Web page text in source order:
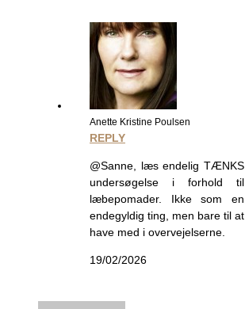
Anette Kristine Poulsen
REPLY
@Sanne, læs endelig TÆNKS
undersøgelse i forhold til
læbepomader. Ikke som en
endegyldig ting, men bare til at
have med i overvejelserne.
19/02/2026